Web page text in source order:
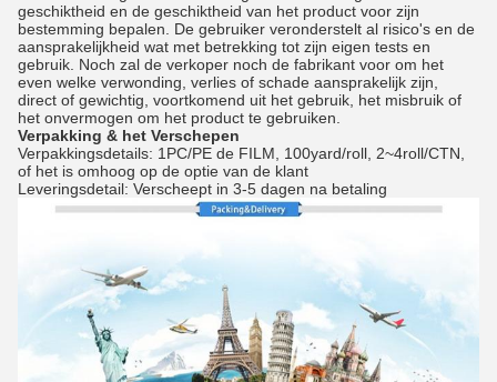
geschiktheid en de geschiktheid van het product voor zijn
bestemming bepalen. De gebruiker veronderstelt al risico's en de
aansprakelijkheid wat met betrekking tot zijn eigen tests en
gebruik. Noch zal de verkoper noch de fabrikant voor om het
even welke verwonding, verlies of schade aansprakelijk zijn,
direct of gewichtig, voortkomend uit het gebruik, het misbruik of
het onvermogen om het product te gebruiken.
Verpakking & het Verschepen
Verpakkingsdetails: 1PC/PE de FILM, 100yard/roll, 2~4roll/CTN,
of het is omhoog op de optie van de klant
Leveringsdetail: Verscheept in 3-5 dagen na betaling